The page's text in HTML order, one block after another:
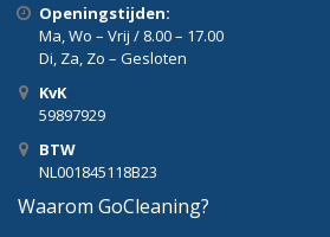
Openingstijden:
Ma, Wo – Vrij / 8.00 – 17.00
Di, Za, Zo – Gesloten
KvK
59897929
BTW
NL001845118B23
Waarom GoCleaning?